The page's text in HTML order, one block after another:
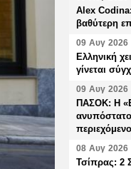
Alex
βαθύτερη
09 Αυγ 2026
Ελληνική
γίνεται
09 Αυγ 2026
ΠΑΣΟΚ: Η
περιεχόμενο
08 Αυγ 2026
Τσίπρας: 2